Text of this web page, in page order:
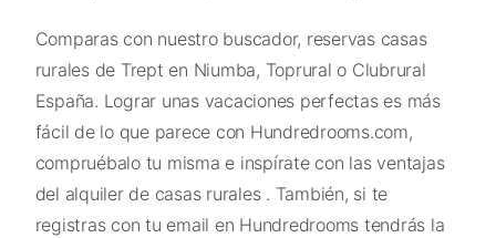
Comparas con nuestro buscador, reservas casas
rurales de Trept en Niumba, Toprural o Clubrural
España. Lograr unas vacaciones perfectas es más
fácil de lo que parece con Hundredrooms.com,
compruébalo tu misma e inspírate con las ventajas
del alquiler de casas rurales . También, si te
registras con tu email en Hundredrooms tendrás la